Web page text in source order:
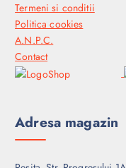
Termeni si conditii
Politica cookies
A.N.P.C.
Contact
Adresa magazin